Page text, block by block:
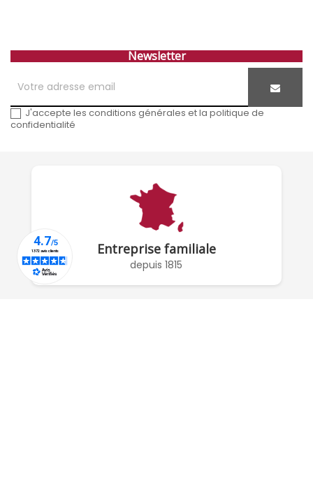
Newsletter
J'accepte les conditions générales et la politique de
confidentialité
Entreprise familiale
depuis 1815